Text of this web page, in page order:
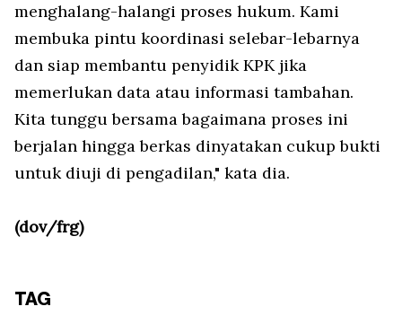
menghalang-halangi proses hukum. Kami
membuka pintu koordinasi selebar-lebarnya
dan siap membantu penyidik KPK jika
memerlukan data atau informasi tambahan.
Kita tunggu bersama bagaimana proses ini
berjalan hingga berkas dinyatakan cukup bukti
untuk diuji di pengadilan," kata dia.
(dov/frg)
TAG